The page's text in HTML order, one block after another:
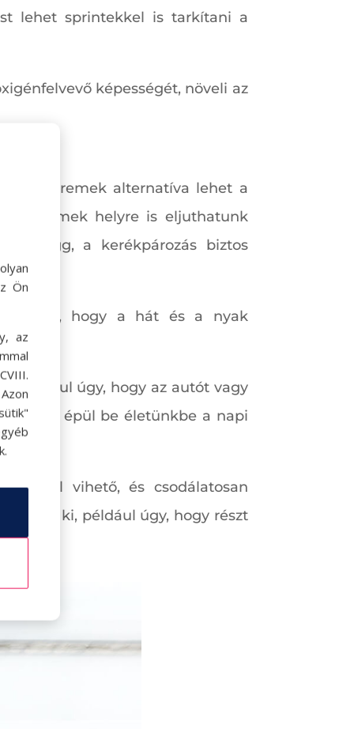
lehet sprintekkel is tarkítani a
képességét, növeli az
égeti, remek alternatíva lehet a
remek helyre is eljuthatunk
függ, a kerékpározás biztos
viszont, hogy a hát és a nyak
például úgy, hogy az autót vagy
épül be életünkbe a napi
vihető, és csodálatosan
ki, például úgy, hogy részt
Ön
az